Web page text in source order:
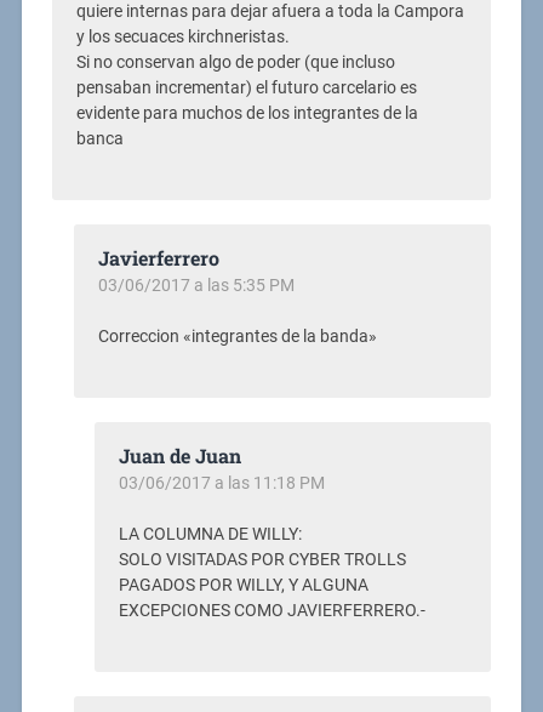
quiere internas para dejar afuera a toda la Campora
y los secuaces kirchneristas.
Si no conservan algo de poder (que incluso
pensaban incrementar) el futuro carcelario es
evidente para muchos de los integrantes de la
banca
Javierferrero
03/06/2017 a las 5:35 PM
Correccion «integrantes de la banda»
Juan de Juan
03/06/2017 a las 11:18 PM
LA COLUMNA DE WILLY:
SOLO VISITADAS POR CYBER TROLLS
PAGADOS POR WILLY, Y ALGUNA
EXCEPCIONES COMO JAVIERFERRERO.-